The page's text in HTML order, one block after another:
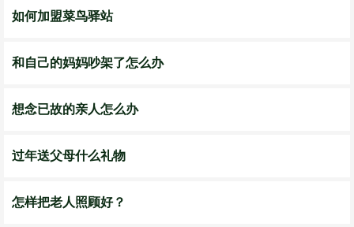
如何加盟菜鸟驿站
和自己的妈妈吵架了怎么办
想念已故的亲人怎么办
过年送父母什么礼物
怎样把老人照顾好？